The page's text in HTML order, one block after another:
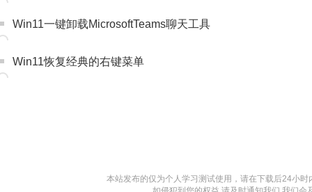
Win11一键卸载MicrosoftTeams聊天工具
Win11恢复经典的右键菜单
本站发布的仅为个人学习测试使用，请在下载后24小